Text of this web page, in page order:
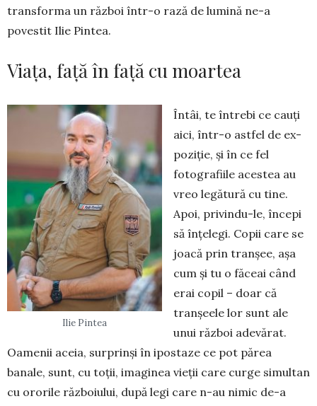
transforma un război într-o rază de lumină ne-a
povestit Ilie Pintea.
Viața, față în față cu moartea
Ilie Pintea
Întâi, te întrebi ce cauți
aici, într-o astfel de ex­
poziție, și în ce fel
fotografiile acestea au
vreo legă­tură cu tine.
Apoi, privindu-le, începi
să înțelegi. Copii care se
joacă prin tranșee, așa
cum și tu o făceai când
erai copil – doar că
tranșeele lor sunt ale
unui război adevărat.
Oamenii aceia, surprinși în ipostaze ce pot părea
banale, sunt, cu toții, ima­ginea vieții care curge simultan
cu ororile războ­iului, după legi care n-au nimic de-a